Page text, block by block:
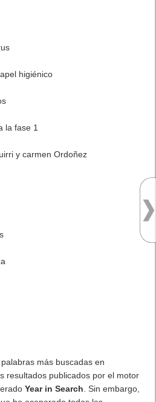
higiénico
la fase 1
y carmen Ordoñez
más buscadas en
resultados publicados por el motor
Year in Search. Sin embargo,